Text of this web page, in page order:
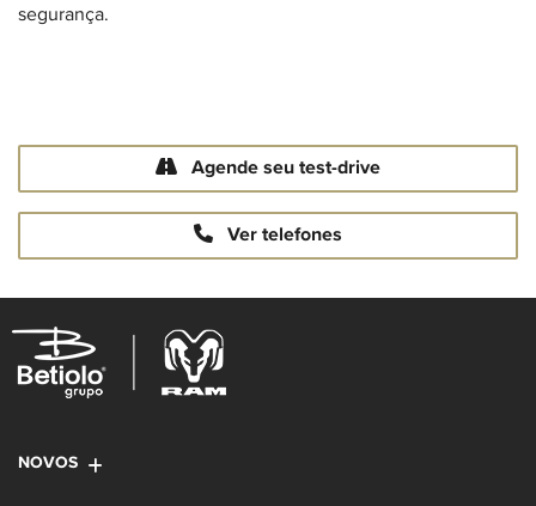
segurança.​
Ver telefones
Agende seu test-drive
NOVOS